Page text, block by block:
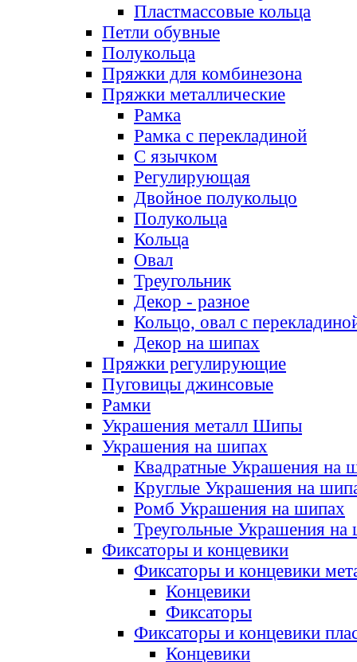
Пластмассовые кольца
Петли обувные
Полукольца
Пряжки для комбинезона
Пряжки металлические
Рамка
Рамка с перекладиной
С язычком
Регулирующая
Двойное полукольцо
Полукольца
Кольца
Овал
Треугольник
Декор - разное
Кольцо, овал с
Декор на шипах
Пряжки регулирующие
Пуговицы джинсовые
Рамки
Украшения металл Шипы
Украшения на шипах
Квадратные Украшения на
Круглые Украшения на
Ромб Украшения на шипах
Треугольные Украшения на
Фиксаторы и концевики
Фиксаторы и концевики
Концевики
Фиксаторы
Фиксаторы и концевики
Концевики